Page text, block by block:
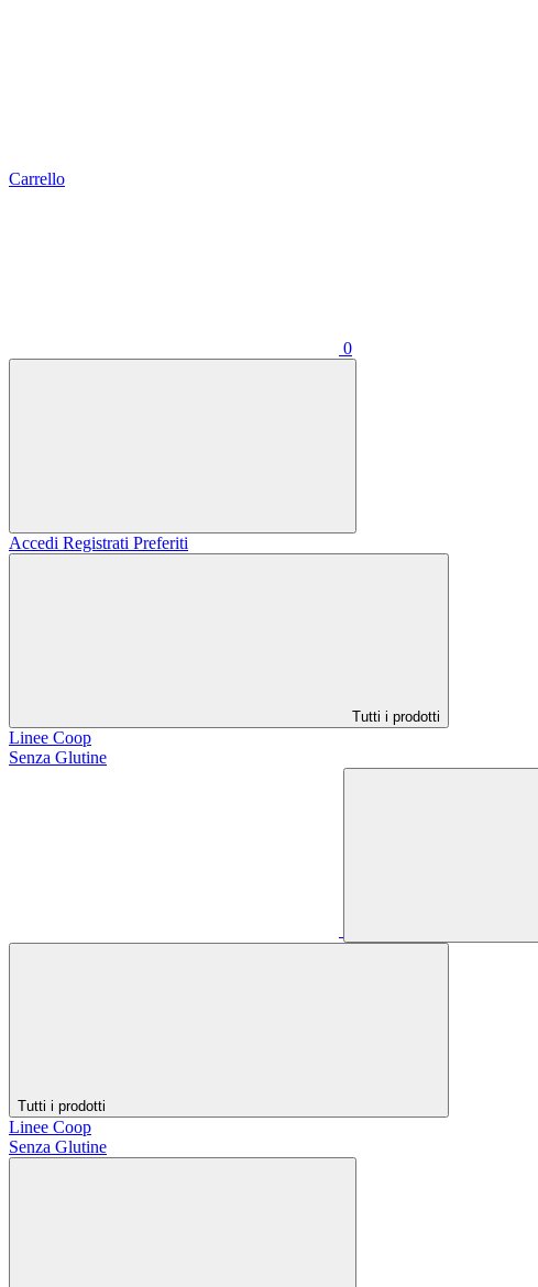
Carrello
0
Accedi Registrati Preferiti
Tutti i prodotti
Linee Coop
Senza Glutine
Tutti i prodotti
Linee Coop
Senza Glutine